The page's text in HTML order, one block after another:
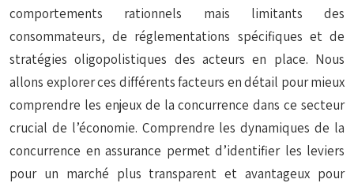
comportements rationnels mais limitants des
consommateurs, de réglementations spécifiques et de
stratégies oligopolistiques des acteurs en place. Nous
allons explorer ces différents facteurs en détail pour mieux
comprendre les enjeux de la concurrence dans ce secteur
crucial de l’économie. Comprendre les dynamiques de la
concurrence en assurance permet d’identifier les leviers
pour un marché plus transparent et avantageux pour